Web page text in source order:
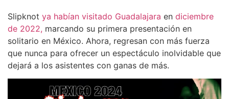
Slipknot ya habían visitado Guadalajara en diciembre
de 2022, marcando su primera presentación en
solitario en México. Ahora, regresan con más fuerza
que nunca para ofrecer un espectáculo inolvidable que
dejará a los asistentes con ganas de más.